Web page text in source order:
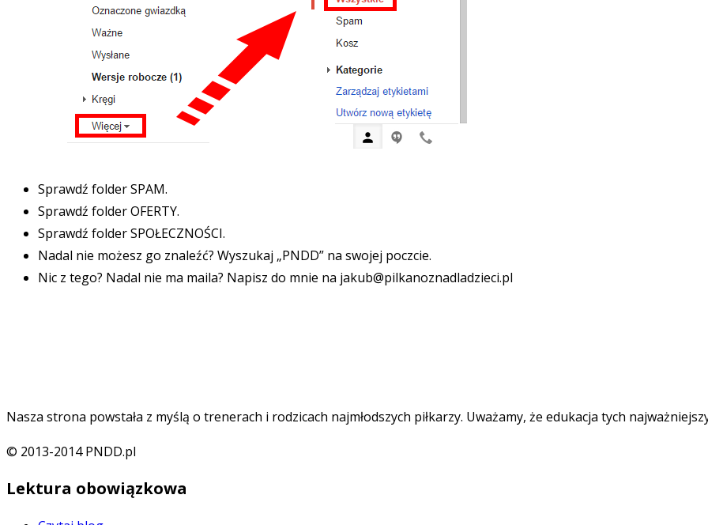
Sprawdź folder SPAM.
Sprawdź folder OFERTY.
Sprawdź folder SPOŁECZNOŚCI.
Nadal nie możesz go znaleźć? Wyszukaj „PNDD” na swojej poczcie.
Nic z tego? Nadal nie ma maila? Napisz do mnie na jakub@pilkanoznadladzieci.pl
Nasza strona powstała z myślą o trenerach i rodzicach najmłodszych piłkarzy. Uważamy, że edukacja tych
© 2013-2014 PNDD.pl
Lektura obowiązkowa